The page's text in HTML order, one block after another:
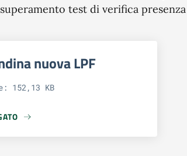
superamento test di verifica
nuova LPF
152,13 KB
LOCANDINA NUOVA LPF